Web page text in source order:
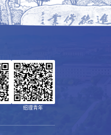
绍理青年